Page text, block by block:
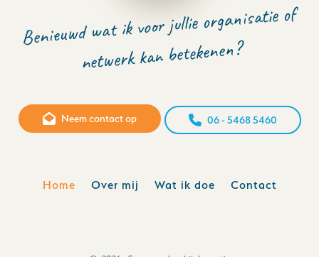
Benieuwd wat ik voor jullie organisatie of
netwerk kan betekenen?
Neem contact op 06 - 5468 5460
Home Over mij Wat ik doe Contact